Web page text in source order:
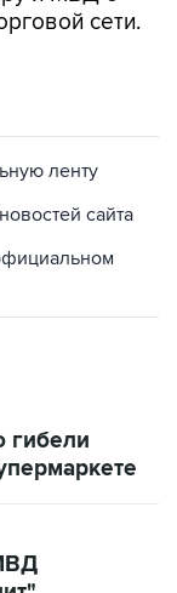
сайта